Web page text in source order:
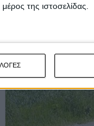
της ιστοσελίδας.